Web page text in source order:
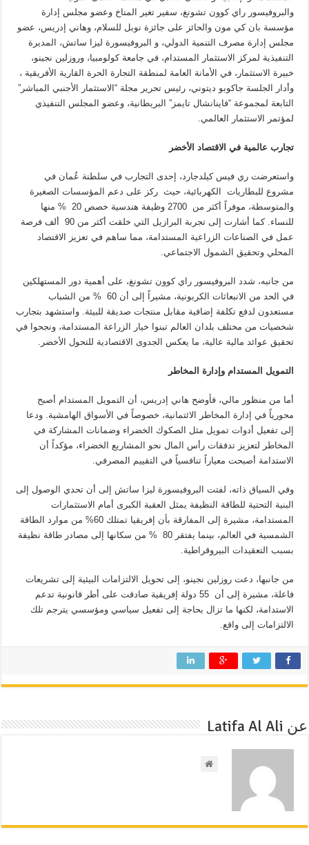
والبروفيسور راي كوون تشونغ، سفير تغير المناخ وعضو مجلس إدارة
مؤسسة بان كي مون والحائز على جائزة نوبل للسلام، وهاني إدريس، عضو
مجلس إدارة مصرف التنمية الدولي، و البروفيسورة ليزا ساتش، المديرة
التنفيذية لمركز الاستثمار المستدام، في جامعة كولومبيا، وروزلين نجينو،
خبيرة الاستثمار، في الأمانة العامة لمنطقة التجارة الحرة القارية الأفريقية ،
وأدار الجلسة جاكوبو ديتوني، رئيس تحرير مجلة “الاستثمار الأجنبي المباشر”
التابعة لمجموعة “فاينانشال تايمز” البريطانية، وعضو المجلس التنفيذي
لمؤتمر الاستثمار العالمي.
تجارب عالمية في الاقتصاد الأخضر
واستعرضت ري فيس كيلدجارد، إحدى التجارب في سلطنة عُمان في
مشروع للبطاريات الكهربائية، حيث ركز على دعم المؤسسات الصغيرة
والمتوسطة، موفراً أكثر من 2700 وظيفة هندسية خصص 20 % منها
للنساء. كما أشارت إلى تجربة البرازيل التي خلقت أكثر من 90 ألف فرصة
عمل في الصناعات الزراعية المستدامة، مما ساهم في تعزيز الاقتصاد
المحلي وتحقيق الشمول الاجتماعي.
من جانبه، شدد البروفيسور راي كوون تشونغ، على أهمية دور المستهلكين
في الحد من الانبعاثات الكربونية، مشيراً إلى أن 60 % من الشباب
مستعدون لدفع تكلفة إضافية مقابل منتجات صديقة للبيئة. واستشهد بتجارب
شخصيات من مختلف بلدان العالم تبنوا خيار الزراعة المستدامة، ونجحوا في
تحقيق عوائد مالية عالية، ما يعكس الجدوى الاقتصادية للتحول الأخضر.
التمويل المستدام وإدارة المخاطر
أما من منظور مالي، فأوضح هاني إدريس، أن التمويل المستدام أصبح
محورياً في إدارة المخاطر الائتمانية، خصوصاً في الأسواق الهامشية. ودعا
إلى تفعيل أدوات تمويل مثل الصكوك الخضراء وضمانات المشاركة في
المخاطر لتعزيز تدفقات رأس المال نحو المشاريع الخضراء، مؤكداً أن
الاستدامة أصبحت معياراً تنافسياً في التقييم المصرفي.
وفي السياق ذاته، لفتت البروفيسورة ليزا ساتش إلى أن تحدي الوصول إلى
البنية التحتية للطاقة النظيفة يمثل العقبة الكبرى أمام الاستثمارات
المستدامة، مشيرة إلى المفارقة بأن إفريقيا تمتلك 60% من موارد الطاقة
الشمسية في العالم، بينما يفتقر 80 % من سكانها إلى مصادر طاقة نظيفة
بسبب التعقيدات البيروقراطية.
من جانبها، دعت روزلين نجينو، إلى تحويل الالتزامات البيئية إلى تشريعات
فاعلة، مشيرة إلى أن 55 دولة إفريقية صادقت على أطر قانونية تدعم
الاستدامة، لكنها ما تزال بحاجة إلى تفعيل سياسي ومؤسسي يترجم تلك
الالتزامات إلى واقع.
عن Latifa Al Ali